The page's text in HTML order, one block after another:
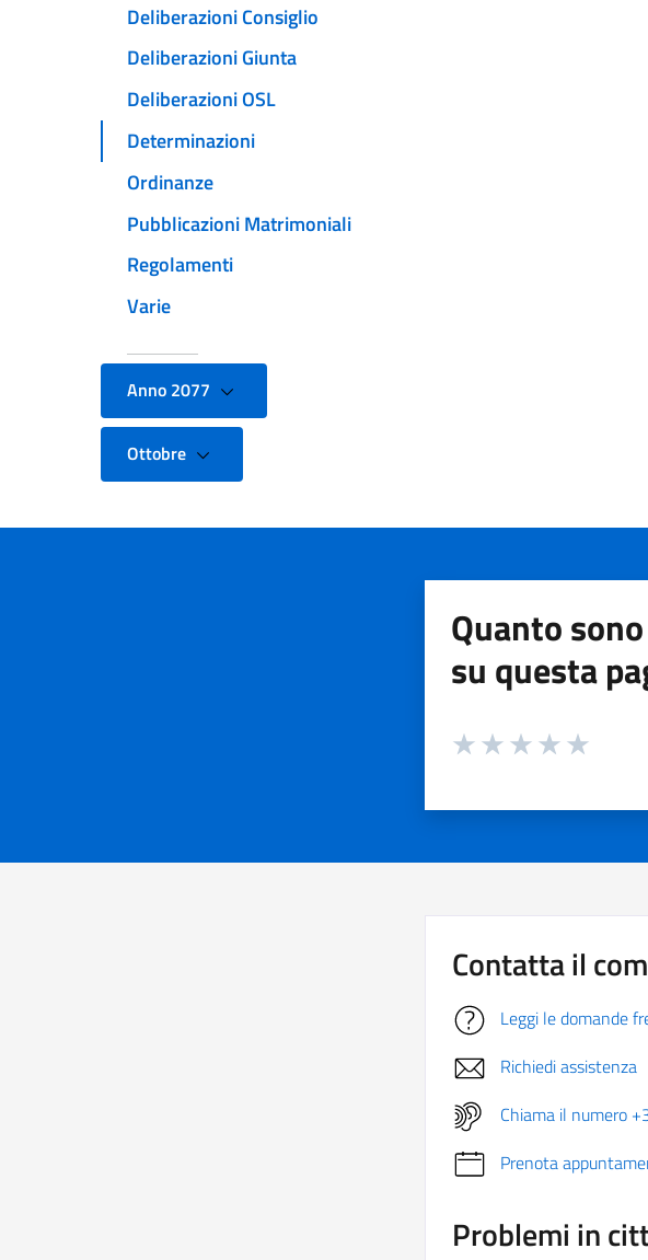
Deliberazioni Consiglio
Deliberazioni Giunta
Deliberazioni OSL
Determinazioni
Ordinanze
Pubblicazioni Matrimoniali
Regolamenti
Varie
Anno 2077
Ottobre
Quanto
su questa
Valuta da 1 a 5 stelle la pagina
Contatta il
Leggi le domande
Richiedi assistenza
Chiama il numero
Prenota
Problemi in